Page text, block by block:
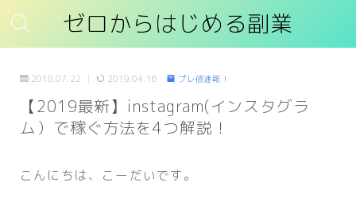
ゼロからはじめる副業
2018.07.22 2019.04.16 プレ値速報！
【2019最新】instagram(インスタグラ
ム）で稼ぐ方法を4つ解説！
こんにちは、こーだいです。